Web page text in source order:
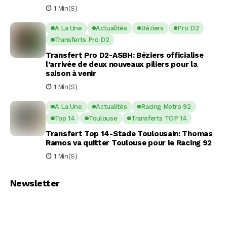
1 Min(s)
A La Une Actualités Béziers
Pro D2
Transferts Pro D2
Transfert Pro D2-ASBH: Béziers officialise
l’arrivée de deux nouveaux piliers pour la
saison à venir
1 Min(s)
A La Une Actualités
Racing Metro 92
Top 14
Toulouse Transferts TOP 14
Transfert Top 14-Stade Toulousain: Thomas
Ramos va quitter Toulouse pour le Racing 92
1 Min(s)
Newsletter